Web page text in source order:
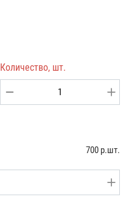
Количество, шт.
700 р.шт.